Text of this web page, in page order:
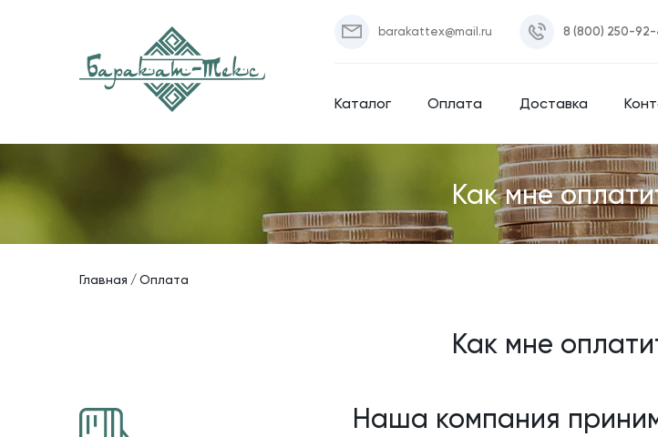
barakattex@mail.ru 8 (800) 250-
Каталог Оплата Доставка
Как мне
Главная Оплата
Как мне
Наша компания